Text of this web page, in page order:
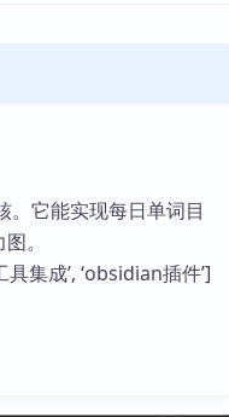
它能实现每日单词目
。
具集成’, ‘obsidian插件’]